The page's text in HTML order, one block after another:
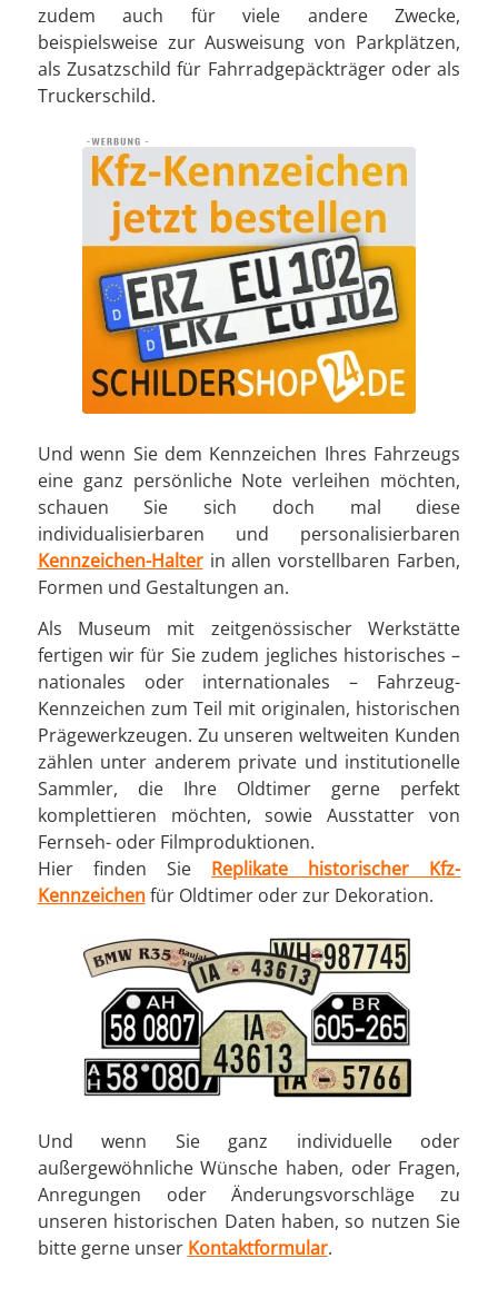
zudem auch für viele andere Zwecke,
beispielsweise zur Ausweisung von Parkplätzen,
als Zusatzschild für Fahrradgepäckträger oder als
Truckerschild.
Und wenn Sie dem Kennzeichen Ihres Fahrzeugs
eine ganz persönliche Note verleihen möchten,
schauen Sie sich doch mal diese
individualisierbaren und personalisierbaren
Kennzeichen-Halterin allen vorstellbaren Farben,
Formen und Gestaltungen an.
Als Museum mit zeitgenössischer Werkstätte
fertigen wir für Sie zudem jegliches historisches –
nationales oder internationales – Fahrzeug-
Kennzeichen zum Teil mit originalen, historischen
Prägewerkzeugen. Zu unseren weltweiten Kunden
zählen unter anderem private und institutionelle
Sammler, die Ihre Oldtimer gerne perfekt
komplettieren möchten, sowie Ausstatter von
Fernseh- oder Filmproduktionen.
Hier finden Sie Replikate historischer Kfz-
Kennzeichenfür Oldtimer oder zur Dekoration.
Und wenn Sie ganz individuelle oder
außergewöhnliche Wünsche haben, oder Fragen,
Anregungen oder Änderungsvorschläge zu
unseren historischen Daten haben, so nutzen Sie
bitte gerne unser Kontaktformular.